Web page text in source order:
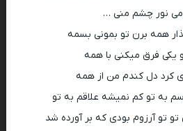
نور چشم منی …
همه برن تو بمونی بسمه
یکی فرق میکنی با همه
کرد دل کندم من از همه
تو کم نمیشه علاقم به تو
تو تو آرزوم بودی که بر آورده شد